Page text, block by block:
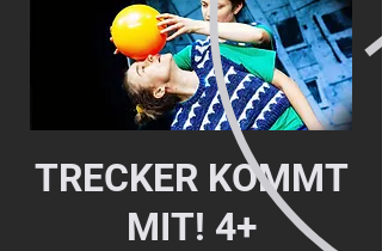
TRECKER KOMMT
MIT! 4+